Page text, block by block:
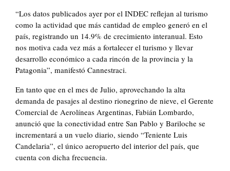
“Los datos publicados ayer por el INDEC reflejan al turismo
como la actividad que más cantidad de empleo generó en el
país, registrando un 14.9% de crecimiento interanual. Esto
nos motiva cada vez más a fortalecer el turismo y llevar
desarrollo económico a cada rincón de la provincia y la
Patagonia”, manifestó Cannestraci.
En tanto que en el mes de Julio, aprovechando la alta
demanda de pasajes al destino rionegrino de nieve, el Gerente
Comercial de Aerolíneas Argentinas, Fabián Lombardo,
anunció que la conectividad entre San Pablo y Bariloche se
incrementará a un vuelo diario, siendo “Teniente Luis
Candelaria”, el único aeropuerto del interior del país, que
cuenta con dicha frecuencia.